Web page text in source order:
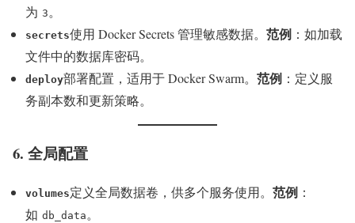
为 3 。
secrets使用 Docker Secrets 管理敏感数据。 范例 ：如加载
文件中的数据库密码。
deploy部署配置，适用于 Docker Swarm。 范例 ：定义服
务副本数和更新策略。
6. 全局配置
volumes定义全局数据卷，供多个服务使用。 范例 ：
如 db_data 。